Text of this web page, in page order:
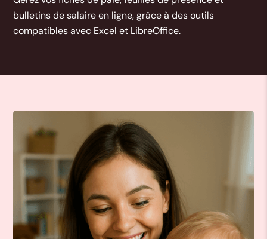
bulletins de salaire en ligne, grâce à des outils
compatibles avec Excel et LibreOffice.